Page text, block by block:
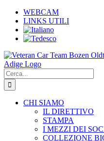
Salta
contenuto
WEBCAM
LINKS UTILI
Cerca
per:
CHI SIAMO
IL DIRETTIVO
STAMPA
I MEZZI DEI
COLLEZIONE